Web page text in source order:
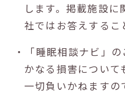
します。掲載施設
社ではお答えするこ
・「睡眠相談ナビ」
かなる損害につい
一切負いかねますの